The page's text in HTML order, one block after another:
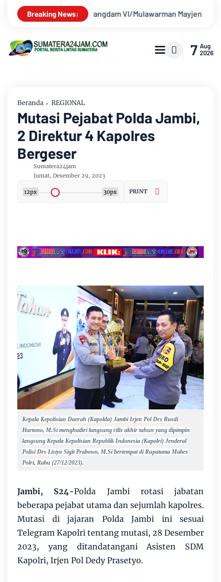
Breaking News:
TNI Krido Pramono Jadi Ikon Singing Competition HUT Ke-
7 Aug
2026
Beranda REGIONAL
Mutasi Pejabat Polda Jambi,
2 Direktur 4 Kapolres
Bergeser
Sumatera24jam
Jumat, Desember 29, 2023
12px 30px PRINT
Kepala Kepolisian Daerah (Kapolda) Jambi Irjen Pol Drs Rusdi
Hartono, M.Si menghadiri langsung rilis akhir tahun yang dipimpin
langsung Kepala Kepolisian Republik Indonesia (Kapolri) Jenderal
Polisi Drs Listyo Sigit Prabowo, M.Si bertempat di Rupatama Mabes
Polri, Rabu (27/12/2023).
Jambi, S24-Polda Jambi rotasi jabatan
beberapa pejabat utama dan sejumlah kapolres.
Mutasi di jajaran Polda Jambi ini sesuai
Telegram Kapolri tentang mutasi, 28 Desember
2023, yang ditandatangani Asisten SDM
Kapolri, Irjen Pol Dedy Prasetyo.